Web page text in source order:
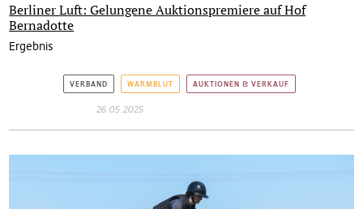
Berliner Luft: Gelungene Auktionspremiere auf Hof
Bernadotte
Ergebnis
VERBAND WARMBLUT AUKTIONEN & VERKAUF
26.05.2025